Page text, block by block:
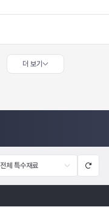
더 보기
전체 특수재료